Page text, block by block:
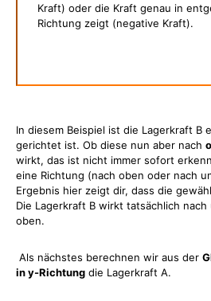
Kraft) oder die Kraft genau in
Richtung zeigt (negative Kraft).
In diesem Beispiel ist die Lagerkraft B
gerichtet ist. Ob diese nun aber nach
wirkt, das ist nicht immer sofort
eine Richtung (nach oben oder nach
Ergebnis hier zeigt dir, dass die
Die Lagerkraft B wirkt tatsächlich
oben.
Als nächstes berechnen wir aus der
in y-Richtung die Lagerkraft A.